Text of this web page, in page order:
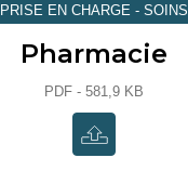
PRISE EN CHARGE - SOINS
Pharmacie
PDF - 581,9 KB